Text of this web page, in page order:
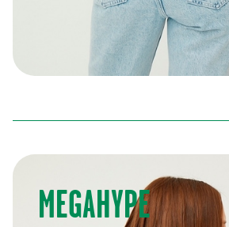
OVERSIZED T-
250,00 kr(
MEGAHYPE